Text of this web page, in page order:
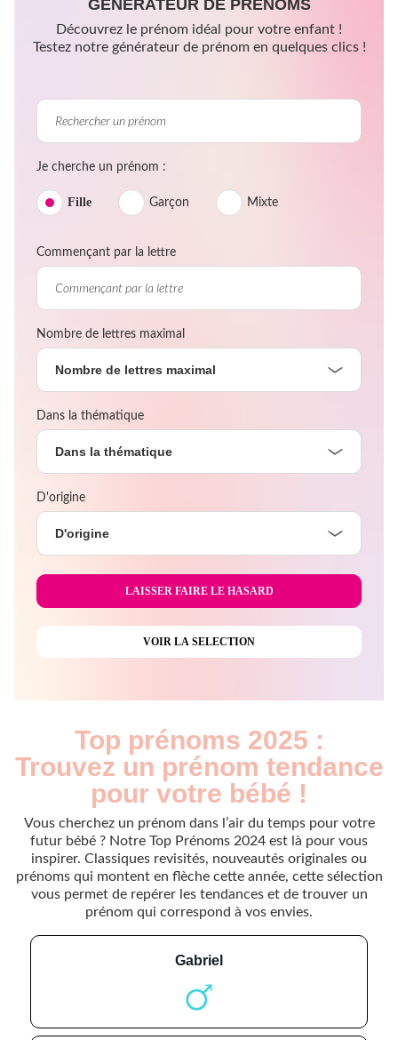
GÉNÉRATEUR DE PRÉNOMS
Découvrez le prénom idéal pour votre enfant !
Testez notre générateur de prénom en quelques clics !
Je cherche un prénom :
Fille Garçon Mixte
Commençant par la lettre
Nombre de lettres maximal
Nombre de lettres maximal
Dans la thématique
Dans la thématique
D'origine
D'origine
Top prénoms 2025 :
Trouvez un prénom tendance
pour votre bébé !
Vous cherchez un prénom dans l’air du temps pour votre
futur bébé ? Notre Top Prénoms 2024 est là pour vous
inspirer. Classiques revisités, nouveautés originales ou
prénoms qui montent en flèche cette année, cette sélection
vous permet de repérer les tendances et de trouver un
prénom qui correspond à vos envies.
gabriel